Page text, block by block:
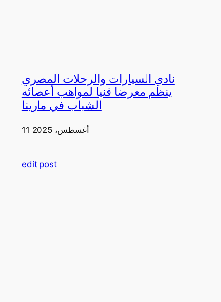
نادي السيارات والرحلات المصري
ينظم معرضا فنيا لمواهب أعضائه
الشباب في مارينا
11 أغسطس، 2025
edit post